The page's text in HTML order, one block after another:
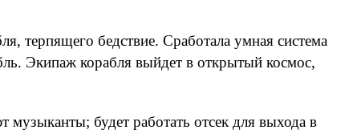
терпящего бедствие. Сработала умная система
Экипаж корабля выйдет в открытый космос,
будет работать отсек для выхода в